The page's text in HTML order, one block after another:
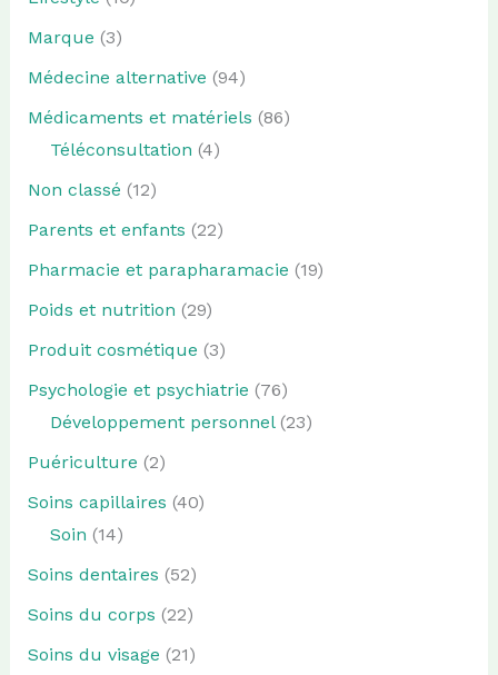
Marque (3)
Médecine alternative (94)
Médicaments et matériels (86)
Téléconsultation (4)
Non classé (12)
Parents et enfants (22)
Pharmacie et parapharamacie (19)
Poids et nutrition (29)
Produit cosmétique (3)
Psychologie et psychiatrie (76)
Développement personnel(23)
Puériculture (2)
Soins capillaires (40)
Soin (14)
Soins dentaires (52)
Soins du corps (22)
Soins du visage (21)